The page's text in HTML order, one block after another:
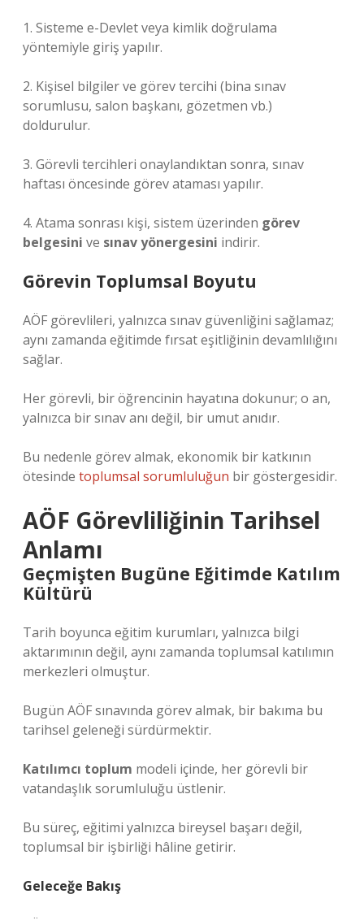
1. Sisteme e-Devlet veya kimlik doğrulama
yöntemiyle giriş yapılır.
2. Kişisel bilgiler ve görev tercihi (bina sınav
sorumlusu, salon başkanı, gözetmen vb.)
doldurulur.
3. Görevli tercihleri onaylandıktan sonra, sınav
haftası öncesinde görev ataması yapılır.
4. Atama sonrası kişi, sistem üzerinden görev
belgesini ve sınav yönergesini indirir.
Görevin Toplumsal Boyutu
AÖF görevlileri, yalnızca sınav güvenliğini sağlamaz;
aynı zamanda eğitimde fırsat eşitliğinin devamlılığını
sağlar.
Her görevli, bir öğrencinin hayatına dokunur; o an,
yalnızca bir sınav anı değil, bir umut anıdır.
Bu nedenle görev almak, ekonomik bir katkının
ötesinde toplumsal sorumluluğun bir göstergesidir.
AÖF Görevliliğinin Tarihsel
Anlamı
Geçmişten Bugüne Eğitimde Katılım
Kültürü
Tarih boyunca eğitim kurumları, yalnızca bilgi
aktarımının değil, aynı zamanda toplumsal katılımın
merkezleri olmuştur.
Bugün AÖF sınavında görev almak, bir bakıma bu
tarihsel geleneği sürdürmektir.
Katılımcı toplum modeli içinde, her görevli bir
vatandaşlık sorumluluğu üstlenir.
Bu süreç, eğitimi yalnızca bireysel başarı değil,
toplumsal bir işbirliği hâline getirir.
Geleceğe Bakış